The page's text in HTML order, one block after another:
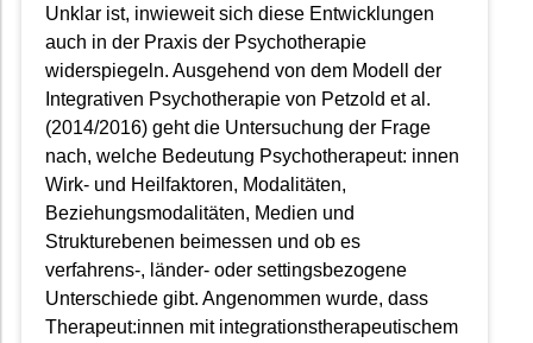
Unklar ist, inwieweit sich diese Entwicklungen
auch in der Praxis der Psychotherapie
widerspiegeln. Ausgehend von dem Modell der
Integrativen Psychotherapie von Petzold et al.
(2014/2016) geht die Untersuchung der Frage
nach, welche Bedeutung Psychotherapeut: innen
Wirk- und Heilfaktoren, Modalitäten,
Beziehungsmodalitäten, Medien und
Strukturebenen beimessen und ob es
verfahrens-, länder- oder settingsbezogene
Unterschiede gibt. Angenommen wurde, dass
Therapeut:innen mit integrationstherapeutischem